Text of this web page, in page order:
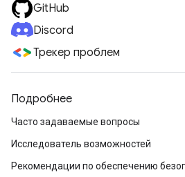
GitHub
Discord
Трекер проблем
Подробнее
Часто задаваемые вопросы
Исследователь возможностей
Рекомендации по обеспечению